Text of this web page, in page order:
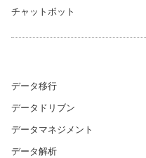
チャットボット
データ移行
データドリブン
データマネジメント
データ解析